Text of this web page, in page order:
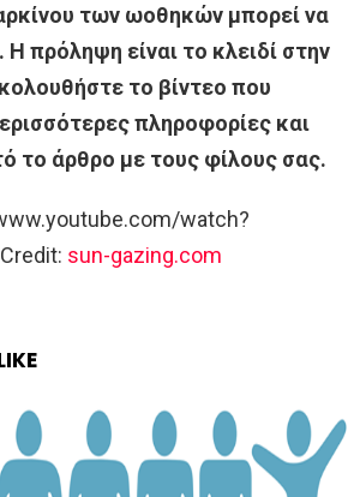
των ωοθηκών μπορεί να
Η πρόληψη είναι το κλειδί στην
το βίντεο που
πληροφορίες και
το άρθρο με τους φίλους σας.
watch?
sun-gazing.com